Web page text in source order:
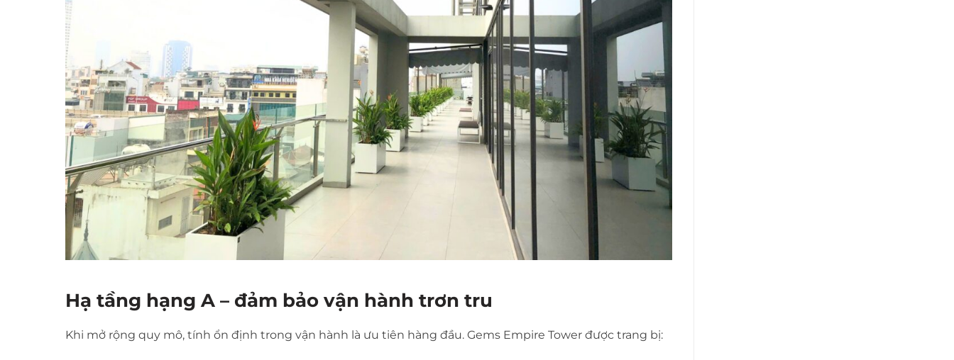
Hạ tầng hạng A – đảm bảo vận hành trơn tru
Khi mở rộng quy mô, tính ổn định trong vận hành là ưu tiên hàng đầu. Gems Empire Tower được trang bị: